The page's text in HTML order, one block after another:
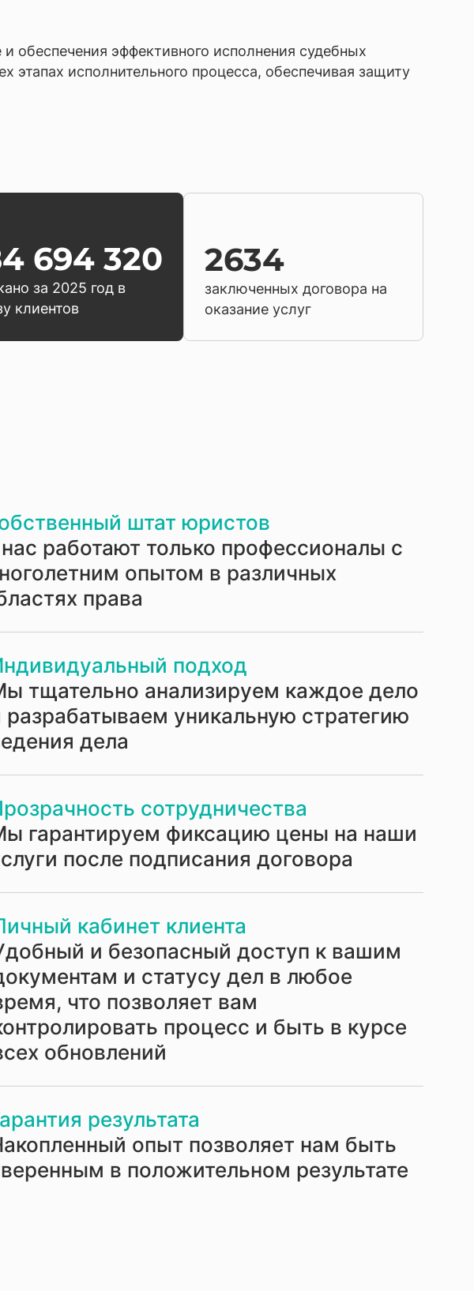
обеспечения эффективного исполнения судебных
исполнительного процесса, обеспечивая защиту
694 320
за 2025 год в
клиентов
2634
заключенных договора на
оказание услуг
штат юристов
работают только профессионалы с
опытом в различных
права
подход
тщательно анализируем каждое дело
разрабатываем уникальную стратегию
дела
сотрудничества
гарантируем фиксацию цены на наши
после подписания договора
кабинет клиента
и безопасный доступ к вашим
и статусу дел в любое
что позволяет вам
процесс и быть в курсе
обновлений
результата
опыт позволяет нам быть
в положительном результате